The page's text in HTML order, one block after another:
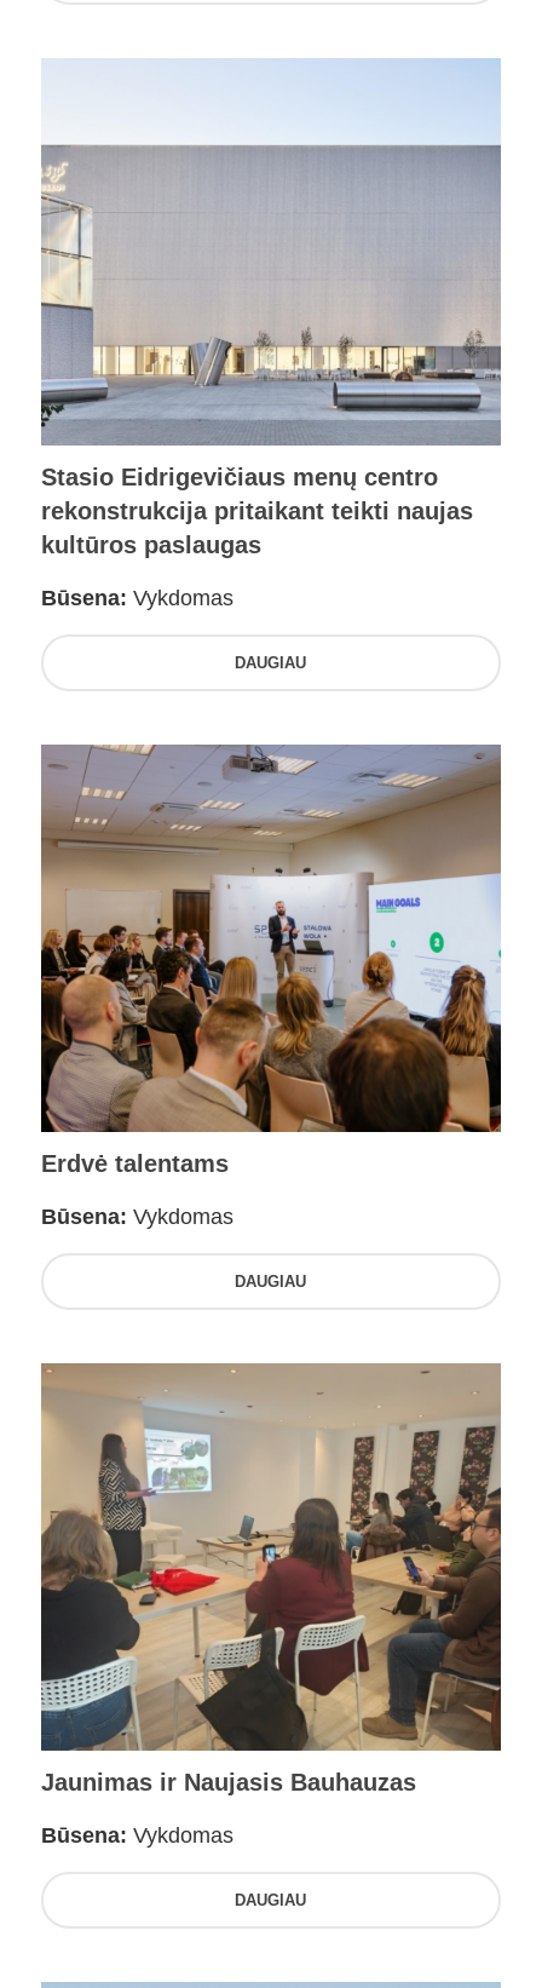
Stasio Eidrigevičiaus menų centro
rekonstrukcija pritaikant teikti naujas
kultūros paslaugas
Būsena: Vykdomas
DAUGIAU
Erdvė talentams
Būsena: Vykdomas
DAUGIAU
Jaunimas ir Naujasis Bauhauzas
Būsena: Vykdomas
DAUGIAU